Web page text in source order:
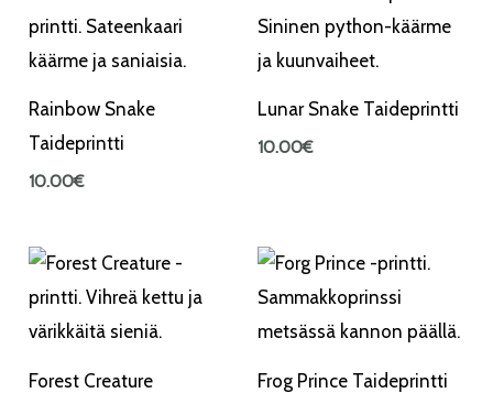
Rainbow Snake
Taideprintti
10.00€
Lunar Snake Taideprintti
10.00€
Forest Creature
Frog Prince Taideprintti